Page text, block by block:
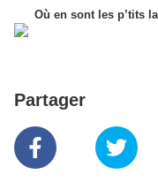
Où en sont les p’tits
Partager